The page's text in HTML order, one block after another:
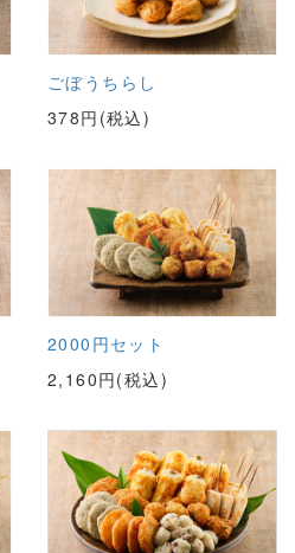
ごぼうちらし
378円(税込)
2000円セット
2,160円(税込)